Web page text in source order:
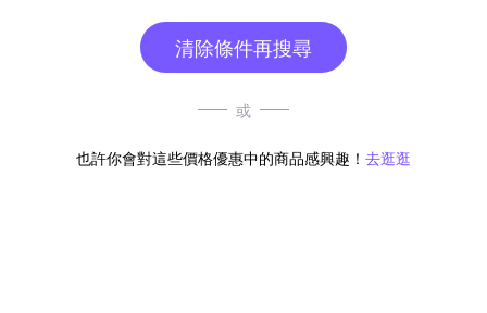
清除條件再搜尋
或
也許你會對這些價格優惠中的商品感興趣！ 去逛逛